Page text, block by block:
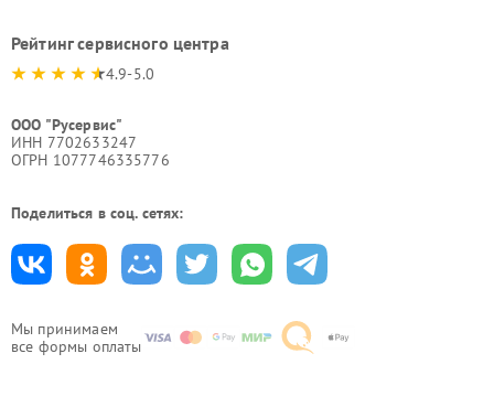
Мы принимаем
все формы оплаты
Рейтинг сервисного центра
4.9-5.0
ООО "Русервис"
ИНН 7702633247
ОГРН 1077746335776
Поделиться в соц. сетях: